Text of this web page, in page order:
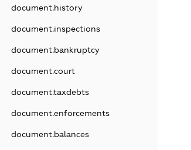
document.history
document.inspections
document.bankruptcy
document.court
document.taxdebts
document.enforcements
document.balances